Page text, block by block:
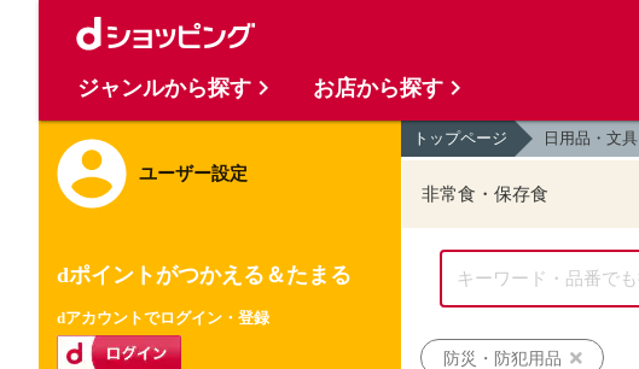
ユーザー設定
dポイントがつかえる＆たまる
dアカウントでログイン・登録
トップページ 日用品・文具
非常食・保存食
防災・防犯用品
ジャンルから探す お店から探す